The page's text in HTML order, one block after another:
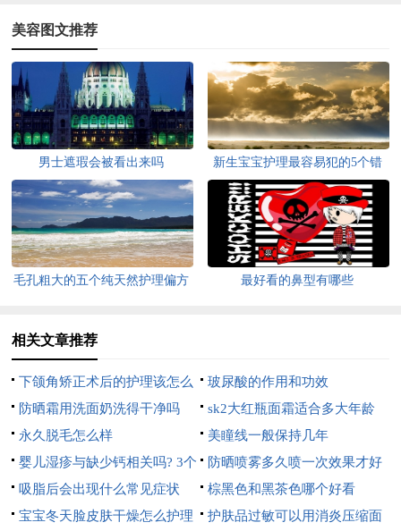
美容图文推荐
男士遮瑕会被看出来吗
新生宝宝护理最容易犯的5个错
误
毛孔粗大的五个纯天然护理偏方 最好看的鼻型有哪些
相关文章推荐
下颌角矫正术后的护理该怎么
办
玻尿酸的作用和功效
防晒霜用洗面奶洗得干净吗
sk2大红瓶面霜适合多大年龄
永久脱毛怎么样
美瞳线一般保持几年
婴儿湿疹与缺少钙相关吗? 3个
窍门护理婴儿湿疹效果好
防晒喷雾多久喷一次效果才好
吸脂后会出现什么常见症状
棕黑色和黑茶色哪个好看
宝宝冬天脸皮肤干燥怎么护理
护肤品过敏可以用消炎压缩面